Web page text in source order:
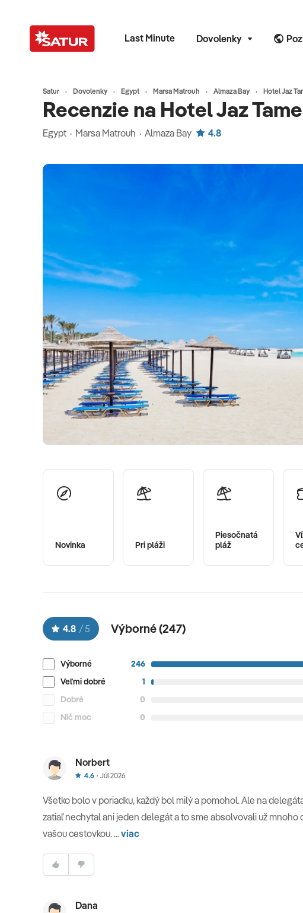
Last Minute Dovolenky
Satur Dovolenky Egypt Marsa Matrouh Almaza Bay Hotel Jaz
Recenzie na Hotel Jaz
Egypt · Marsa Matrouh · Almaza Bay 4.8
Novinka Pri pláži
Piesočnatá
pláž
4.8 /5 Výborné (247)
Výborné
246
Veľmi dobré
1
Dobré
0
Nič moc
0
Norbert
4.6 Júl 2026
Všetko bolo v poriadku, každý bol milý a pomohol. Ale na
zatiaľ nechytal ani jeden delegát a to sme absolvovali už mnoho
vašou cestovkou. ...viac
Dana